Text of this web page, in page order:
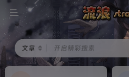
文章 开启精彩搜索